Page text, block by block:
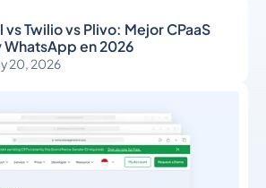
Twilio vs Plivo: Mejor CPaaS
WhatsApp en 2026
20, 2026